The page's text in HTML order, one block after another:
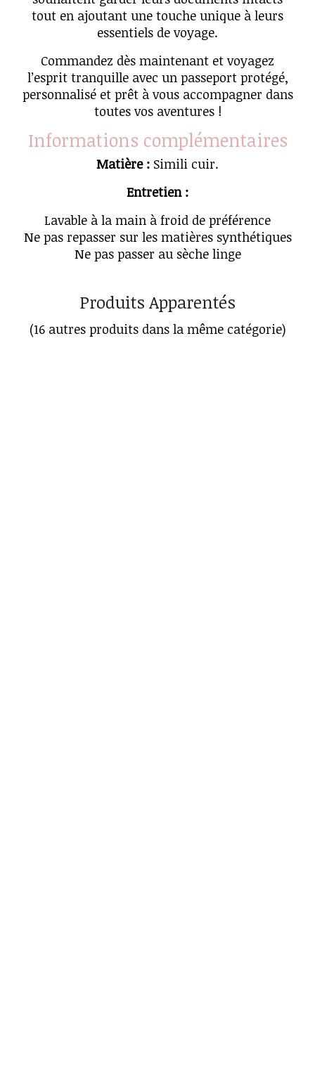
tout en ajoutant une touche unique à leurs
essentiels de voyage.
Commandez dès maintenant et voyagez
l’esprit tranquille avec un passeport protégé,
personnalisé et prêt à vous accompagner dans
toutes vos aventures !
Informations complémentaires
Matière : Simili cuir.
Entretien :
Lavable à la main à froid de préférence
Ne pas repasser sur les matières synthétiques
Ne pas passer au sèche linge
Produits Apparentés
(16 autres produits dans la même catégorie)